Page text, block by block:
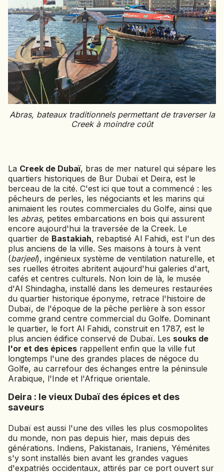
Abras, bateaux traditionnels permettant de traverser la
Creek à moindre coût
La Creek de Dubaï, bras de mer naturel qui sépare les
quartiers historiques de Bur Dubaï et Deira, est le
berceau de la cité. C'est ici que tout a commencé : les
pêcheurs de perles, les négociants et les marins qui
animaient les routes commerciales du Golfe, ainsi que
les abras, petites embarcations en bois qui assurent
encore aujourd'hui la traversée de la Creek. Le
quartier de Bastakiah, rebaptisé Al Fahidi, est l'un des
plus anciens de la ville. Ses maisons à tours à vent
(barjeel), ingénieux système de ventilation naturelle, et
ses ruelles étroites abritent aujourd'hui galeries d'art,
cafés et centres culturels. Non loin de là, le musée
d'Al Shindagha, installé dans les demeures restaurées
du quartier historique éponyme, retrace l'histoire de
Dubaï, de l'époque de la pêche perlière à son essor
comme grand centre commercial du Golfe. Dominant
le quartier, le fort Al Fahidi, construit en 1787, est le
plus ancien édifice conservé de Dubaï. Les souks de
l'or et des épices rappellent enfin que la ville fut
longtemps l'une des grandes places de négoce du
Golfe, au carrefour des échanges entre la péninsule
Arabique, l'Inde et l'Afrique orientale.
Deira : le vieux Dubaï des épices et des
saveurs
Dubaï est aussi l'une des villes les plus cosmopolites
du monde, non pas depuis hier, mais depuis des
générations. Indiens, Pakistanais, Iraniens, Yéménites
s'y sont installés bien avant les grandes vagues
d'expatriés occidentaux, attirés par ce port ouvert sur